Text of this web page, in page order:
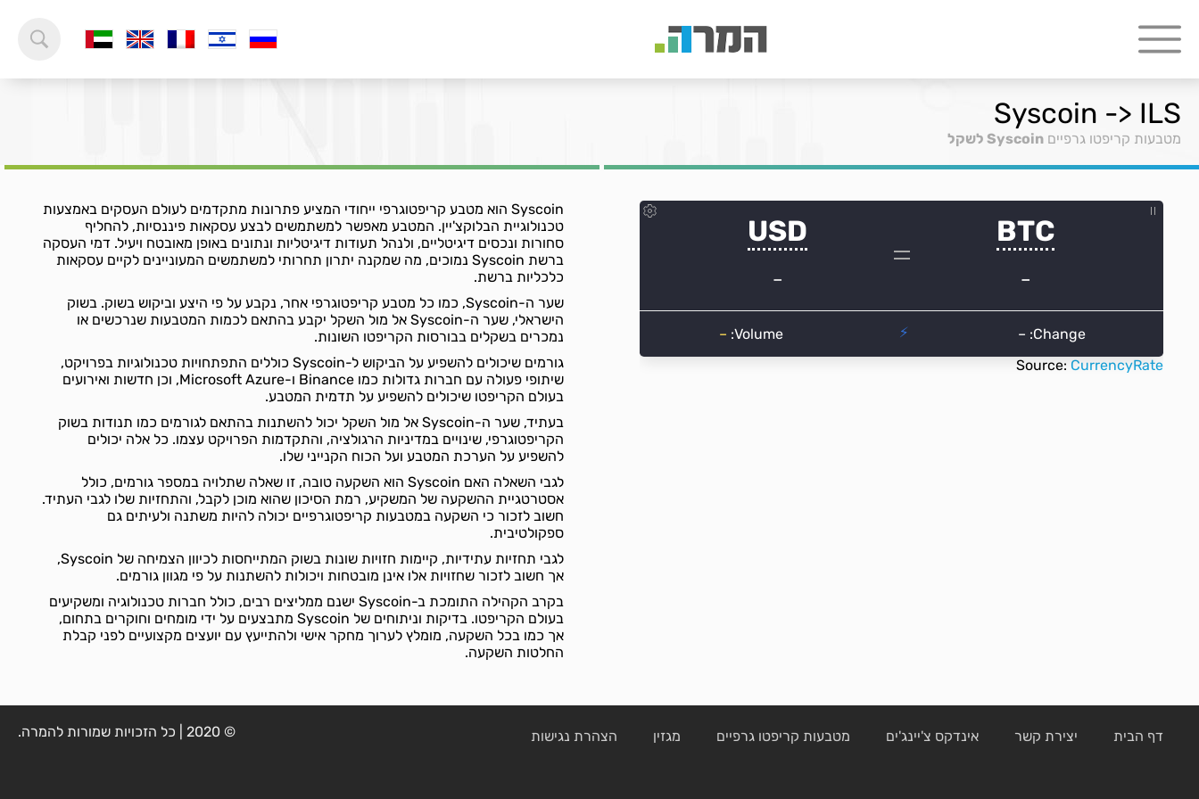
Syscoin -> ILS
מטבעות קריפטו גרפיים Syscoin לשקל
Source: CurrencyRate
Syscoin הוא מטבע קריפטוגרפי ייחודי המציע פתרונות מתקדמים לעולם העסקים באמצעות
טכנולוגיית הבלוקצ'יין. המטבע מאפשר למשתמשים לבצע עסקאות פיננסיות, להחליף
סחורות ונכסים דיגיטליים, ולנהל תעודות דיגיטליות ונתונים באופן מאובטח ויעיל. דמי העסקה
ברשת Syscoin נמוכים, מה שמקנה יתרון תחרותי למשתמשים המעוניינים לקיים עסקאות
כלכליות ברשת.
שער ה-Syscoin, כמו כל מטבע קריפטוגרפי אחר, נקבע על פי היצע וביקוש בשוק. בשוק
הישראלי, שער ה-Syscoin אל מול השקל יקבע בהתאם לכמות המטבעות שנרכשים או
נמכרים בשקלים בבורסות הקריפטו השונות.
גורמים שיכולים להשפיע על הביקוש ל-Syscoin כוללים התפתחויות טכנולוגיות בפרויקט,
שיתופי פעולה עם חברות גדולות כמו Binance ו-Microsoft Azure, וכן חדשות ואירועים
בעולם הקריפטו שיכולים להשפיע על תדמית המטבע.
בעתיד, שער ה-Syscoin אל מול השקל יכול להשתנות בהתאם לגורמים כמו תנודות בשוק
הקריפטוגרפי, שינויים במדיניות הרגולציה, והתקדמות הפרויקט עצמו. כל אלה יכולים
להשפיע על הערכת המטבע ועל הכוח הקנייני שלו.
לגבי השאלה האם Syscoin הוא השקעה טובה, זו שאלה שתלויה במספר גורמים, כולל
אסטרטגיית ההשקעה של המשקיע, רמת הסיכון שהוא מוכן לקבל, והתחזיות שלו לגבי העתיד.
חשוב לזכור כי השקעה במטבעות קריפטוגרפיים יכולה להיות משתנה ולעיתים גם
ספקולטיבית.
לגבי תחזיות עתידיות, קיימות חזויות שונות בשוק המתייחסות לכיוון הצמיחה של Syscoin,
אך חשוב לזכור שחזויות אלו אינן מובטחות ויכולות להשתנות על פי מגוון גורמים.
בקרב הקהילה התומכת ב-Syscoin ישנם ממליצים רבים, כולל חברות טכנולוגיה ומשקיעים
בעולם הקריפטו. בדיקות וניתוחים של Syscoin מתבצעים על ידי מומחים וחוקרים בתחום,
אך כמו בכל השקעה, מומלץ לערוך מחקר אישי ולהתייעץ עם יועצים מקצועיים לפני קבלת
החלטות השקעה.
דף הבית יצירת קשר אינדקס צ'יינג'ים מטבעות קריפטו גרפיים מגזין הצהרת נגישות © 2020 | כל הזכויות שמורות להמרה.